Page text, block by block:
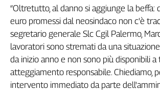
di
Genova,
il
sangue
della
ragione
120
“Oltretutto, al danno si aggiunge la beffa:
euro promessi dal neosindaco non c'è
segretario generale Slc Cgil Palermo,
lavoratori sono stremati da una
da inizio anno e non sono più disponibili a
atteggiamento responsabile. Chiediamo,
intervento immediato da parte